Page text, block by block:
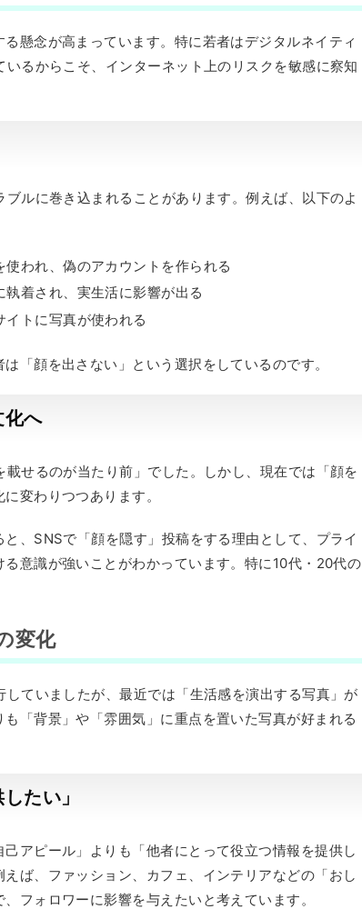
懸念が高まっています。特に若者はデジタルネイティ
るからこそ、インターネット上のリスクを敏感に察知
ルに巻き込まれることがあります。例えば、以下のよ
使われ、偽のアカウントを作られる
執着され、実生活に影響が出る
イトに写真が使われる
「顔を出さない」という選択をしているのです。
化へ
せるのが当たり前」でした。しかし、現在では「顔を
変わりつつあります。
、SNSで「顔を隠す」投稿をする理由として、プライ
意識が強いことがわかっています。特に10代・20代の
変化
ていましたが、最近では「生活感を演出する写真」が
「背景」や「雰囲気」に重点を置いた写真が好まれる
たい」
アピール」よりも「他者にとって役立つ情報を提供し
ば、ファッション、カフェ、インテリアなどの「おし
フォロワーに影響を与えたいと考えています。